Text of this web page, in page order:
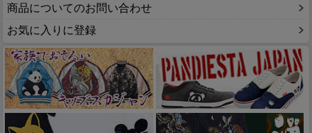
商品についてのお問い合わせ
お気に入りに登録